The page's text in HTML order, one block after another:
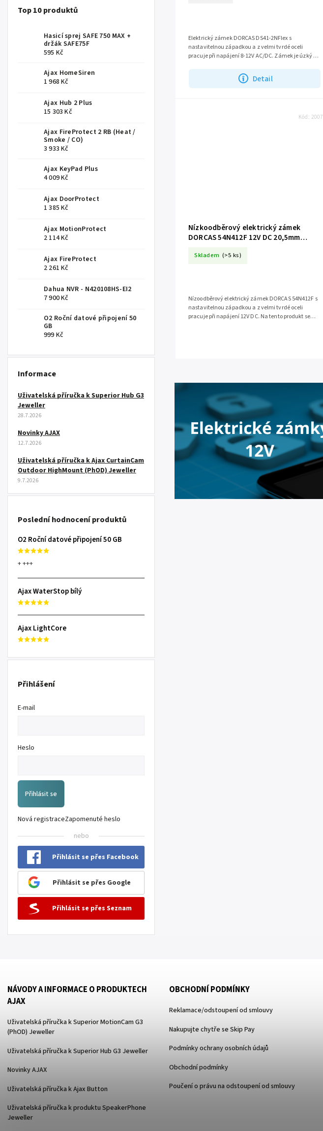
Top 10 produktů
Hasicí sprej SAFE 750 MAX +
držák SAFE75F
595 Kč
Ajax HomeSiren
1 968 Kč
Ajax Hub 2 Plus
15 303 Kč
Ajax FireProtect 2 RB (Heat /
Smoke / CO)
3 933 Kč
Ajax KeyPad Plus
4 009 Kč
Ajax DoorProtect
1 385 Kč
Ajax MotionProtect
2 114 Kč
Ajax FireProtect
2 261 Kč
Dahua NVR - N420108HS-EI2
7 900 Kč
O2 Roční datové připojení 50
GB
999 Kč
Informace
Uživatelská příručka k Superior Hub G3
Jeweller
28.7.2026
Novinky AJAX
12.7.2026
Uživatelská příručka k Ajax CurtainCam
Outdoor HighMount (PhOD) Jeweller
9.7.2026
Poslední hodnocení produktů
O2 Roční datové připojení 50 GB
+ +++
Ajax WaterStop bílý
Ajax LightCore
Přihlášení
E-mail
Heslo
Přihlásit se
Nová registraceZapomenuté heslo
nebo
Přihlásit se přes Facebook
Přihlásit se přes Google
Přihlásit se přes Seznam
Detail
Elektrický zámek DORCAS DS41-2NFlex s
nastavitelnou západkou a z velmi tvrdé oceli
pracuje při napájení 8-12V AC/DC. Zámek je úzký 16
Nízkoodběrový elektrický zámek
DORCAS 54N412F 12V DC 20,5mm
Skladem (>5 ks)
Nízoodběrový elektrický zámek DORCAS 54N412F s
nastavitelnou západkou a z velmi tvrdé oceli
pracuje při napájení 12V DC. Na tento produkt se
Kód: 2007
NÁVODY A INFORMACE O PRODUKTECH
AJAX
Uživatelská příručka k Superior MotionCam G3
(PhOD) Jeweller
Uživatelská příručka k Superior Hub G3 Jeweller
Novinky AJAX
Uživatelská příručka k Ajax Button
Uživatelská příručka k produktu SpeakerPhone
Jeweller
OBCHODNÍ PODMÍNKY
Reklamace/odstoupení od smlouvy
Nakupujte chytře se Skip Pay
Podmínky ochrany osobních údajů
Obchodní podmínky
Poučení o právu na odstoupení od smlouvy